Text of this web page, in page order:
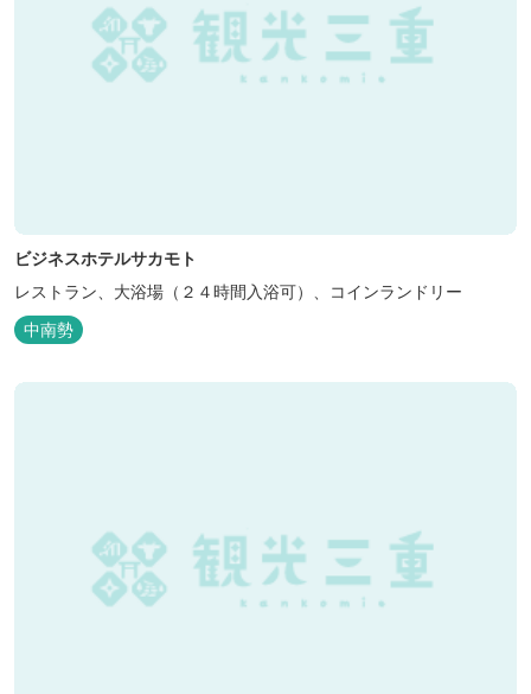
ビジネスホテルサカモト
レストラン、大浴場（２４時間入浴可）、コインランドリー
中南勢